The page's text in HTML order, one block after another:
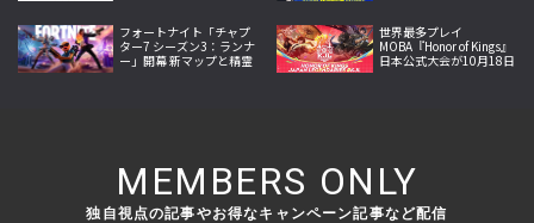
フォートナイト「チャプ
ター7 シーズン3：ランナ
ー」開幕 新マップと精霊
世界最多プレイ
MOBA『Honor of Kings』
日本公式大会が10月18日
MEMBERS ONLY
独自視点の記事やお得なキャンペーン記事など配信